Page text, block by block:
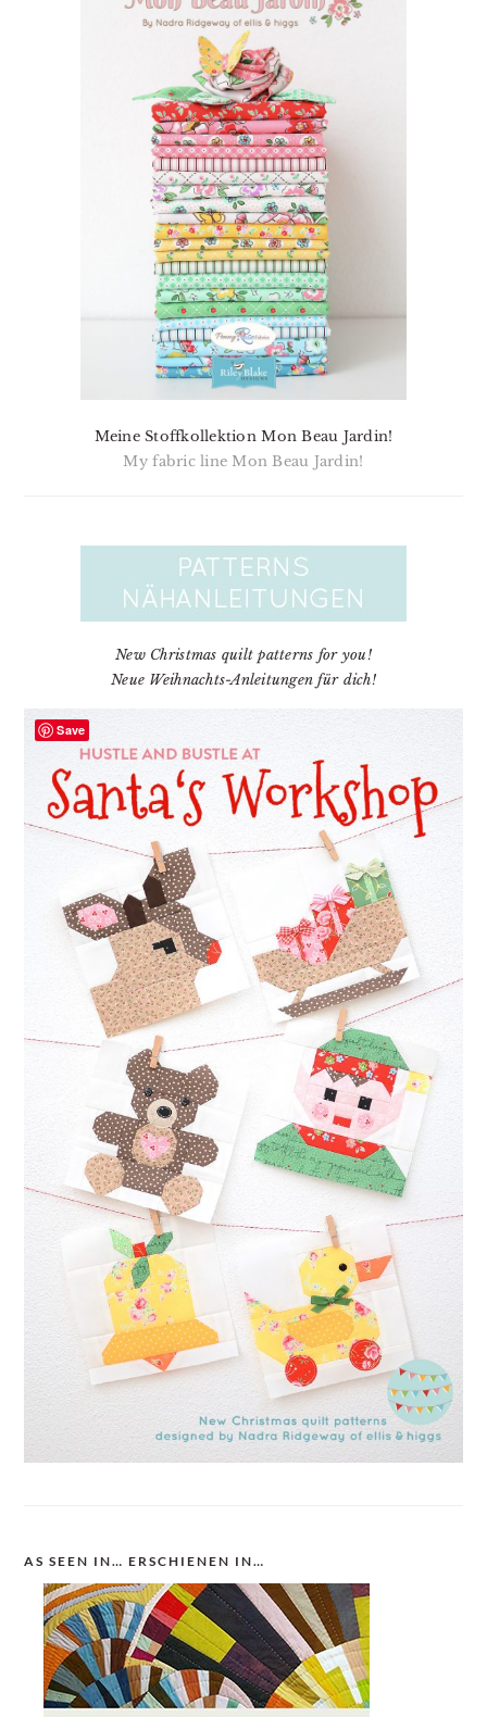
Meine Stoffkollektion Mon Beau Jardin!
My fabric line Mon Beau Jardin!
New Christmas quilt patterns for you!
Neue Weihnachts-Anleitungen für dich!
AS SEEN IN… ERSCHIENEN IN…
Save